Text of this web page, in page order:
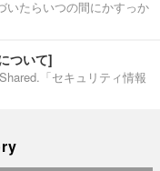
いたらいつの間にかすっか
ついて]
「セキュリティ情報